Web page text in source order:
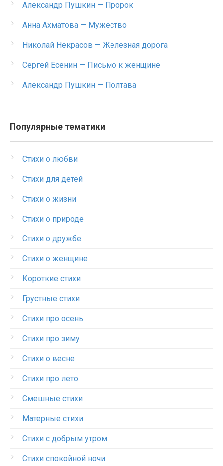
Александр Пушкин — Пророк
Анна Ахматова — Мужество
Николай Некрасов — Железная дорога
Сергей Есенин — Письмо к женщине
Александр Пушкин — Полтава
Популярные тематики
Стихи о любви
Стихи для детей
Стихи о жизни
Стихи о природе
Стихи о дружбе
Стихи о женщине
Короткие стихи
Грустные стихи
Стихи про осень
Стихи про зиму
Стихи о весне
Стихи про лето
Смешные стихи
Матерные стихи
Стихи с добрым утром
Стихи спокойной ночи